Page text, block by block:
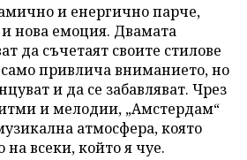
и енергично парче,
и нова емоция. Двамата
да съчетаят своите стилове
привлича вниманието, но
и да се забавляват. Чрез
и мелодии, „Амстердам“
атмосфера, която
на всеки, който я чуе.